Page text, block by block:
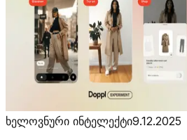
ხელოვნური ინტელექტი9.12.2025